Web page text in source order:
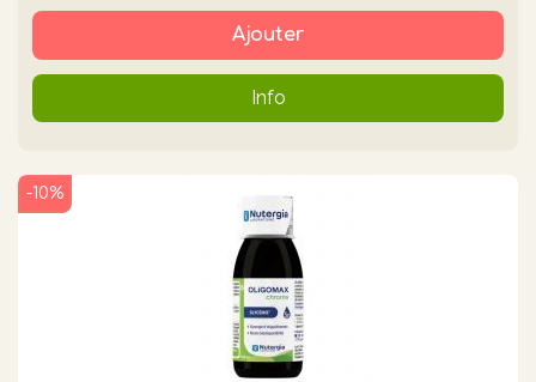
Ajouter
Info
-10%